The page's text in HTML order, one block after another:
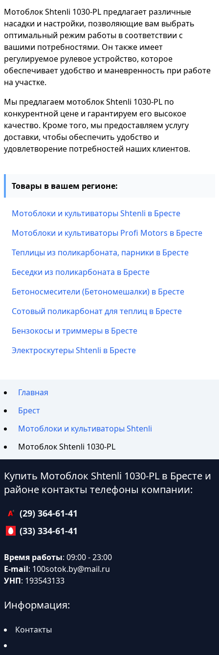
Мотоблок Shtenli 1030-PL предлагает различные
насадки и настройки, позволяющие вам выбрать
оптимальный режим работы в соответствии с
вашими потребностями. Он также имеет
регулируемое рулевое устройство, которое
обеспечивает удобство и маневренность при работе
на участке.
Мы предлагаем мотоблок Shtenli 1030-PL по
конкурентной цене и гарантируем его высокое
качество. Кроме того, мы предоставляем услугу
доставки, чтобы обеспечить удобство и
удовлетворение потребностей наших клиентов.
Товары в вашем регионе:
Мотоблоки и культиваторы Shtenli в Бресте
Мотоблоки и культиваторы Profi Motors в Бресте
Теплицы из поликарбоната, парники в Бресте
Беседки из поликарбоната в Бресте
Бетоносмесители (Бетономешалки) в Бресте
Сотовый поликарбонат для теплиц в Бресте
Бензокосы и триммеры в Бресте
Электроскутеры Shtenli в Бресте
Главная
Брест
Мотоблоки и культиваторы Shtenli
Мотоблок Shtenli 1030-PL
Купить Мотоблок Shtenli 1030-PL в Бресте и
районе контакты телефоны компании:
(29) 364-61-41
(33) 334-61-41
Время работы: 09:00 - 23:00
E-mail: 100sotok.by@mail.ru
УНП: 193543133
Информация:
Контакты